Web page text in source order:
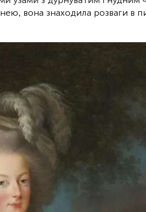
вона знаходила розваги в